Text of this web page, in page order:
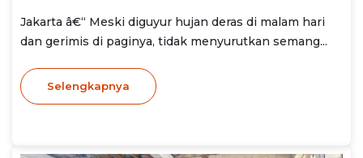
Jakarta â€“ Meski diguyur hujan deras di malam hari
dan gerimis di paginya, tidak menyurutkan semang...
Selengkapnya